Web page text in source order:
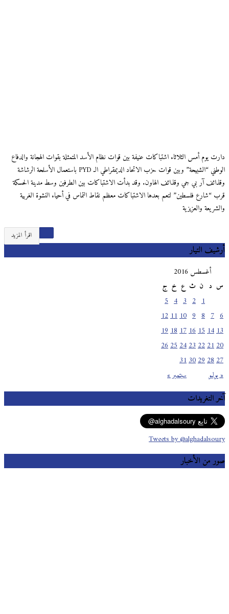
دارت يوم أمس الثلاثاء اشتباكات عنيفة بين قوات نظام الأسد المتمثلة بقوات الهجانة والدفاع
الوطني “الشبيحة” وبين قوات حزب الاتحاد الديمقراطي الـ PYD باستعمال الأسلحة الرشاشة
وقذائف آر بي جي وقذائف الهاون. وقد بدأت الاشتباكات بين الطرفين وسط مدينة الحسكة
قرب “شارع فلسطين” لتعم بعدها الاشتباكات معظم نقاط التماس في أحياء النشوة الغربية
والشريعة والعزيزية
اقرأ المزيد
أرشيف التيار
أغسطس 2016
س
ث خ ج
« يوليو سبتمبر »
10
11
12
13
14
15
16
17
18
19
20
21
22
23
24
25
26
27
28
29
30
31
آخر التغريدات
Tweets by @alghadalsoury
صور من الأخبار